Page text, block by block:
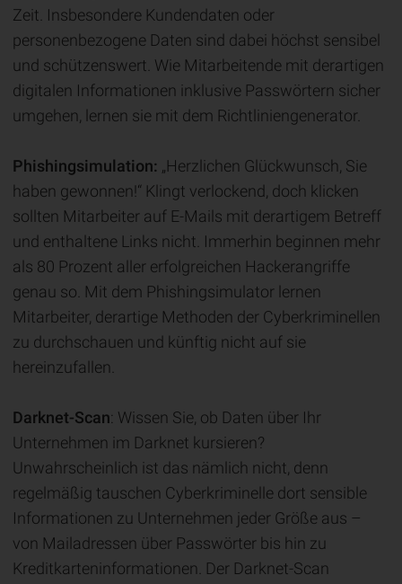
Zeit. Insbesondere Kundendaten oder
personenbezogene Daten sind dabei höchst sensibel
und schützenswert. Wie Mitarbeitende mit derartigen
digitalen Informationen inklusive Passwörtern sicher
umgehen, lernen sie mit dem Richtliniengenerator.
Phishingsimulation: „Herzlichen Glückwunsch, Sie
haben gewonnen!“ Klingt verlockend, doch klicken
sollten Mitarbeiter auf E-Mails mit derartigem Betreff
und enthaltene Links nicht. Immerhin beginnen mehr
als 80 Prozent aller erfolgreichen Hackerangriffe
genau so. Mit dem Phishingsimulator lernen
Mitarbeiter, derartige Methoden der Cyberkriminellen
zu durchschauen und künftig nicht auf sie
hereinzufallen.
Darknet-Scan: Wissen Sie, ob Daten über Ihr
Unternehmen im Darknet kursieren?
Unwahrscheinlich ist das nämlich nicht, denn
regelmäßig tauschen Cyberkriminelle dort sensible
Informationen zu Unternehmen jeder Größe aus –
von Mailadressen über Passwörter bis hin zu
Kreditkarteninformationen. Der Darknet-Scan